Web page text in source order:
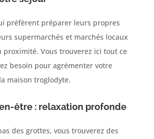
préfèrent préparer leurs propres
supermarchés et marchés locaux
proximité. Vous trouverez ici tout ce
besoin pour agrémenter votre
maison troglodyte.
être : relaxation profonde
des grottes, vous trouverez des